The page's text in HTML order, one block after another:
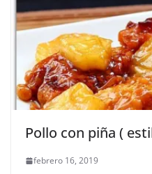
Pollo con piña (
febrero 16, 2019